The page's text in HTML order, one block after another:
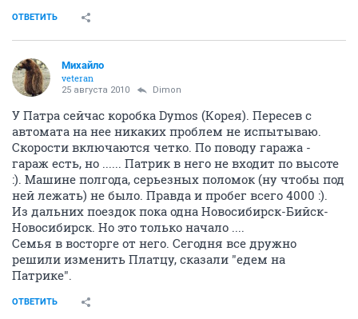
ОТВЕТИТЬ
Михайло
veteran
25 августа 2010 Dimon
У Патра сейчас коробка Dymos (Корея). Пересев с
автомата на нее никаких проблем не испытываю.
Скорости включаются четко. По поводу гаража -
гараж есть, но ...... Патрик в него не входит по высоте
:). Машине полгода, серьезных поломок (ну чтобы под
ней лежать) не было. Правда и пробег всего 4000 :).
Из дальних поездок пока одна Новосибирск-Бийск-
Новосибирск. Но это только начало ....
Семья в восторге от него. Сегодня все дружно
решили изменить Платцу, сказали "едем на
Патрике".
ОТВЕТИТЬ